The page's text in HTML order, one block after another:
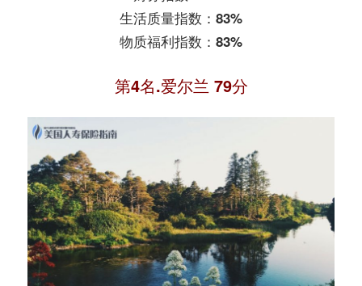
生活质量指数：83%
物质福利指数：83%
第4名.爱尔兰 79分